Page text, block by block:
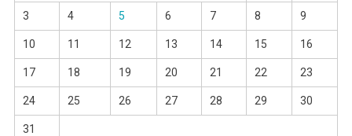
3 4 5 6 7 8 9
10 11 12 13 14 15 16
17 18 19 20 21 22 23
24 25 26 27 28 29 30
31